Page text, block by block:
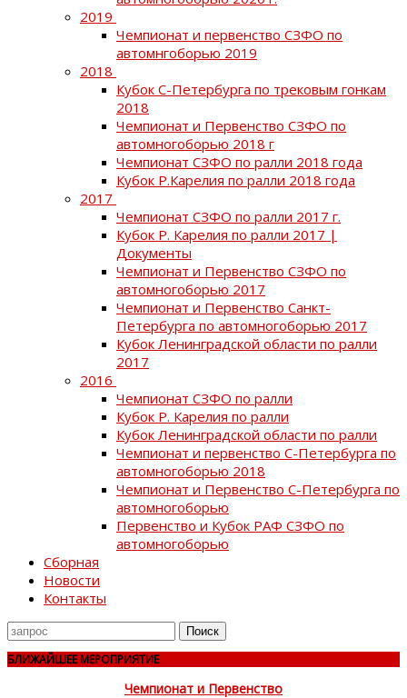
2019
Чемпионат и первенство СЗФО по
автомнгоборью 2019
2018
Кубок С-Петербурга по трековым гонкам
2018
Чемпионат и Первенство СЗФО по
автомногоборью 2018 г
Чемпионат СЗФО по ралли 2018 года
Кубок Р.Карелия по ралли 2018 года
2017
Чемпионат СЗФО по ралли 2017 г.
Кубок Р. Карелия по ралли 2017 |
Документы
Чемпионат и Первенство СЗФО по
автомногоборью 2017
Чемпионат и Первенство Санкт-
Петербурга по автомногоборью 2017
Кубок Ленинградской области по ралли
2017
2016
Чемпионат СЗФО по ралли
Кубок Р. Карелия по ралли
Кубок Ленинградской области по ралли
Чемпионат и первенство С-Петербурга по
автомногоборью 2018
Чемпионат и Первенство С-Петербурга по
автомногоборью
Первенство и Кубок РАФ СЗФО по
автомногоборью
Сборная
Новости
Контакты
Поиск
для
БЛИЖАЙШЕЕ МЕРОПРИЯТИЕ
Чемпионат и Первенство